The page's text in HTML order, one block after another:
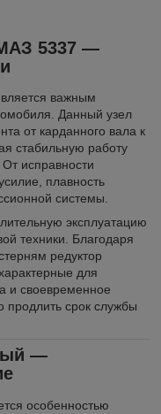
5337 —
важным
Данный узел
от карданного вала к
стабильную работу
исправности
плавность
системы.
эксплуатацию
техники. Благодаря
редуктор
для
и своевременное
продлить срок службы
—
особенностью